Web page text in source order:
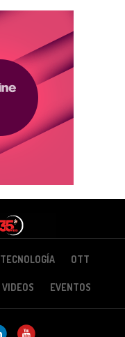
TECNOLOGÍA OTT
VIDEOS EVENTOS